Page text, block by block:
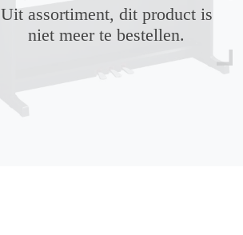
Uit assortiment, dit product is
niet meer te bestellen.